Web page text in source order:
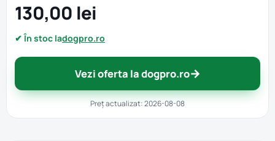
130,00 lei
✔ În stoc ladogpro.ro
Vezi oferta la dogpro.ro→
Preț actualizat: 2026-08-08